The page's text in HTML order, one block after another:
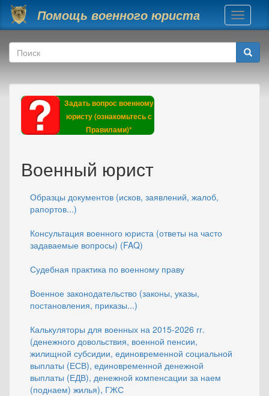
Перейти к основному содержанию
Помощь военного юриста
Toggle
Форма поиска
Поиск
Задать вопрос военному
юристу (ознакомьтесь с
Правилами)*
Военный юрист
Образцы документов (исков, заявлений, жалоб,
рапортов...)
Консультация военного юриста (ответы на часто
задаваемые вопросы) (FAQ)
Судебная практика по военному праву
Военное законодательство (законы, указы,
постановления, приказы...)
Калькуляторы для военных на 2015-2026 гг.
(денежного довольствия, военной пенсии,
жилищной субсидии, единовременной социальной
выплаты (ЕСВ), единовременной денежной
выплаты (ЕДВ), денежной компенсации за наем
(поднаем) жилья), ГЖС